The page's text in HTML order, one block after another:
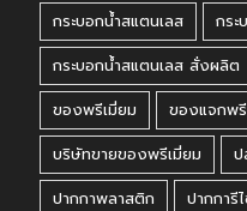
กระบอกน้ำสแตนเลส
กระ
กระบอกน้ำสแตนเลส สั่งผลิต
ของพรีเมี่ยม
ของแจกพรี
บริษัทขายของพรีเมี่ยม
ป
ปากกาพลาสติก
ปากการี